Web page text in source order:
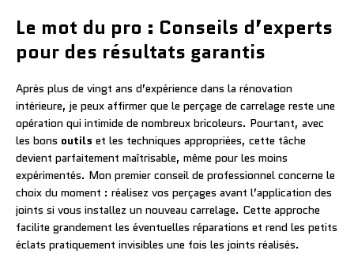
Le mot du pro : Conseils d’experts
pour des résultats garantis
Après plus de vingt ans d’expérience dans la rénovation
intérieure, je peux affirmer que le perçage de carrelage reste une
opération qui intimide de nombreux bricoleurs. Pourtant, avec
les bons outils et les techniques appropriées, cette tâche
devient parfaitement maîtrisable, même pour les moins
expérimentés. Mon premier conseil de professionnel concerne le
choix du moment : réalisez vos perçages avant l’application des
joints si vous installez un nouveau carrelage. Cette approche
facilite grandement les éventuelles réparations et rend les petits
éclats pratiquement invisibles une fois les joints réalisés.